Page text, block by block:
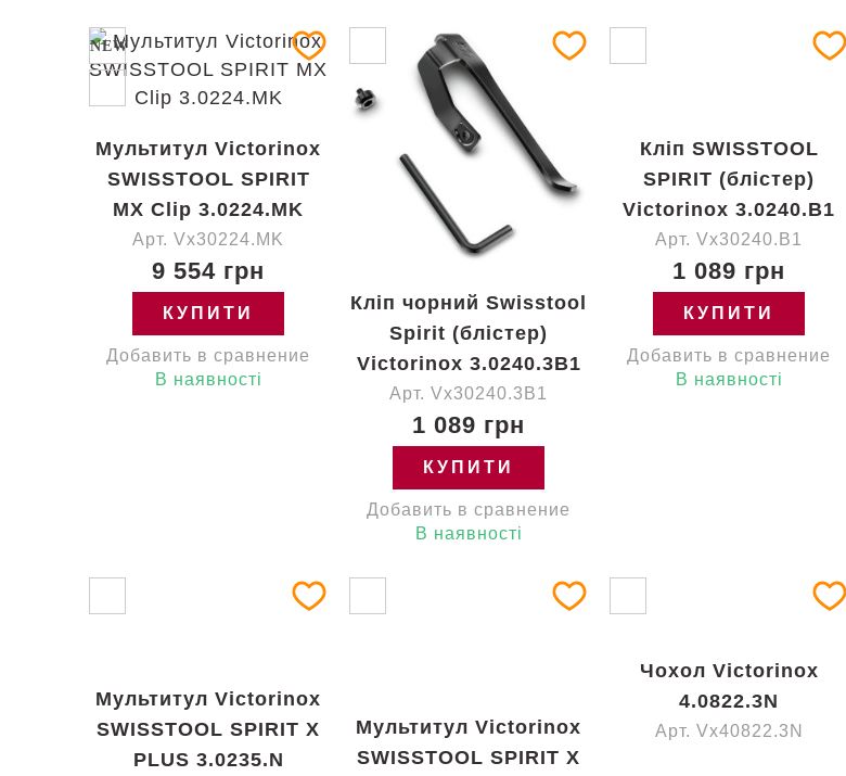
NEW
Мультитул Victorinox
SWISSTOOL SPIRIT
MX Clip 3.0224.MK
Арт. Vx30224.MK
9 554 грн
КУПИТИ
Добавить в сравнение
В наявності
Кліп чорний Swisstool
Spirit (блістер)
Victorinox 3.0240.3B1
Арт. Vx30240.3B1
1 089 грн
КУПИТИ
Добавить в сравнение
В наявності
Кліп SWISSTOOL
SPIRIT (блістер)
Victorinox 3.0240.B1
Арт. Vx30240.B1
1 089 грн
КУПИТИ
Добавить в сравнение
В наявності
Мультитул Victorinox
SWISSTOOL SPIRIT X
PLUS 3.0235.N
Мультитул Victorinox
SWISSTOOL SPIRIT X
Чохол Victorinox
4.0822.3N
Арт. Vx40822.3N